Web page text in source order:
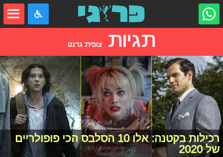
תגיותצופית גרנט
רכילות בקטנה: אלו 10 הסלבס הכי פופולריים
של 2020